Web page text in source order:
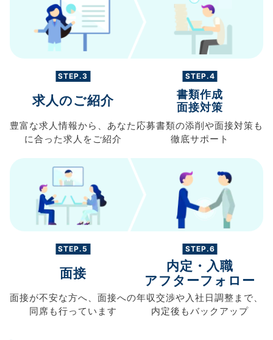
STEP.3
求人のご紹介
豊富な求人情報から、 あなた
に合った求人を ご紹介
STEP.4
書類作成
面接対策
応募書類の添削や面接対策も
徹底サポート
STEP.5
面接
面接が不安な方へ、 面接への
同席も行っています
STEP.6
内定・入職
アフターフォロー
年収交渉や入社日調整まで、
内定後もバックアップ